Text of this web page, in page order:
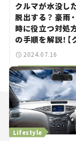
クルマが水没し
脱出する？ 豪雨
時に役立つ対処
の手順を解説！【
防災】
2024.07.16
Lifestyle